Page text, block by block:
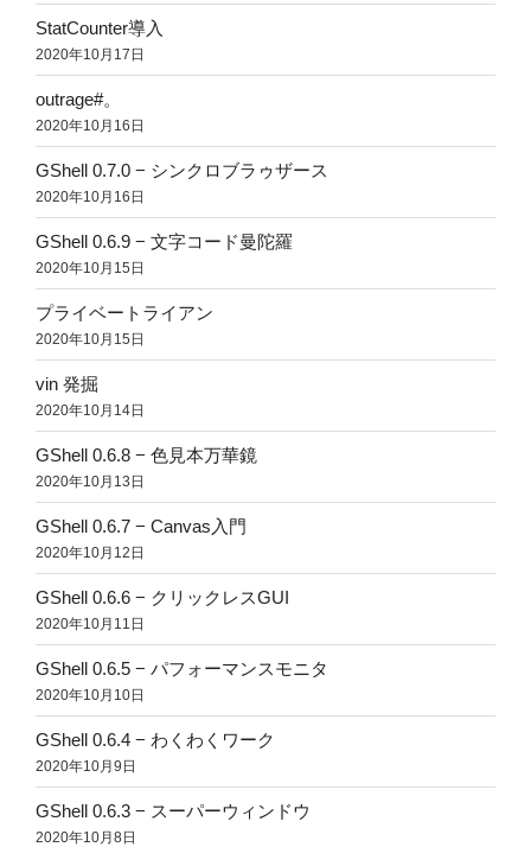
StatCounter導入
2020年10月17日
outrage#。
2020年10月16日
GShell 0.7.0 − シンクロブラゥザース
2020年10月16日
GShell 0.6.9 − 文字コード曼陀羅
2020年10月15日
プライベートライアン
2020年10月15日
vin 発掘
2020年10月14日
GShell 0.6.8 − 色見本万華鏡
2020年10月13日
GShell 0.6.7 − Canvas入門
2020年10月12日
GShell 0.6.6 − クリックレスGUI
2020年10月11日
GShell 0.6.5 − パフォーマンスモニタ
2020年10月10日
GShell 0.6.4 − わくわくワーク
2020年10月9日
GShell 0.6.3 − スーパーウィンドウ
2020年10月8日